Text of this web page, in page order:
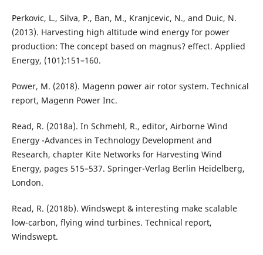
Perkovic, L., Silva, P., Ban, M., Kranjcevic, N., and Duic, N.
(2013). Harvesting high altitude wind energy for power
production: The concept based on magnus? effect. Applied
Energy, (101):151–160.
Power, M. (2018). Magenn power air rotor system. Technical
report, Magenn Power Inc.
Read, R. (2018a). In Schmehl, R., editor, Airborne Wind
Energy -Advances in Technology Development and
Research, chapter Kite Networks for Harvesting Wind
Energy, pages 515–537. Springer-Verlag Berlin Heidelberg,
London.
Read, R. (2018b). Windswept & interesting make scalable
low-carbon, flying wind turbines. Technical report,
Windswept.